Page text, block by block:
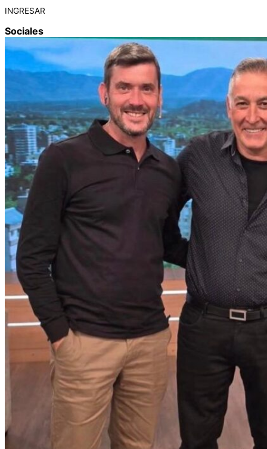
INGRESAR
Sociales